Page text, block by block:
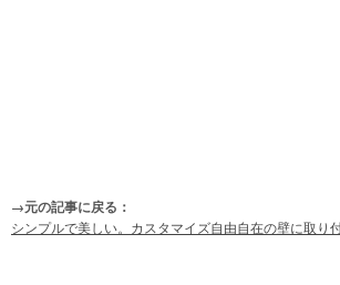
→元の記事に戻る：
シンプルで美しい。カスタマイズ自由自在の壁に取り